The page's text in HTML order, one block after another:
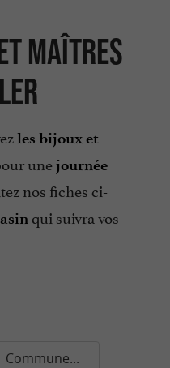
maîtres
les bijoux et
unejournée
nos fiches ci-
qui suivra vos
Commune...